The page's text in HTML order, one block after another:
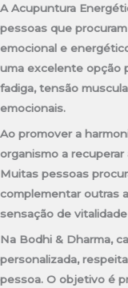
A Acupuntura
pessoas que
emocional e
uma excelente opção
fadiga, tensão
emocionais.
Ao promover a
organismo a
Muitas pessoas
complementar outras
sensação de
Na Bodhi & Dharma,
personalizada,
pessoa. O objetivo é